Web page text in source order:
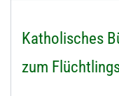
Katholisches
zum